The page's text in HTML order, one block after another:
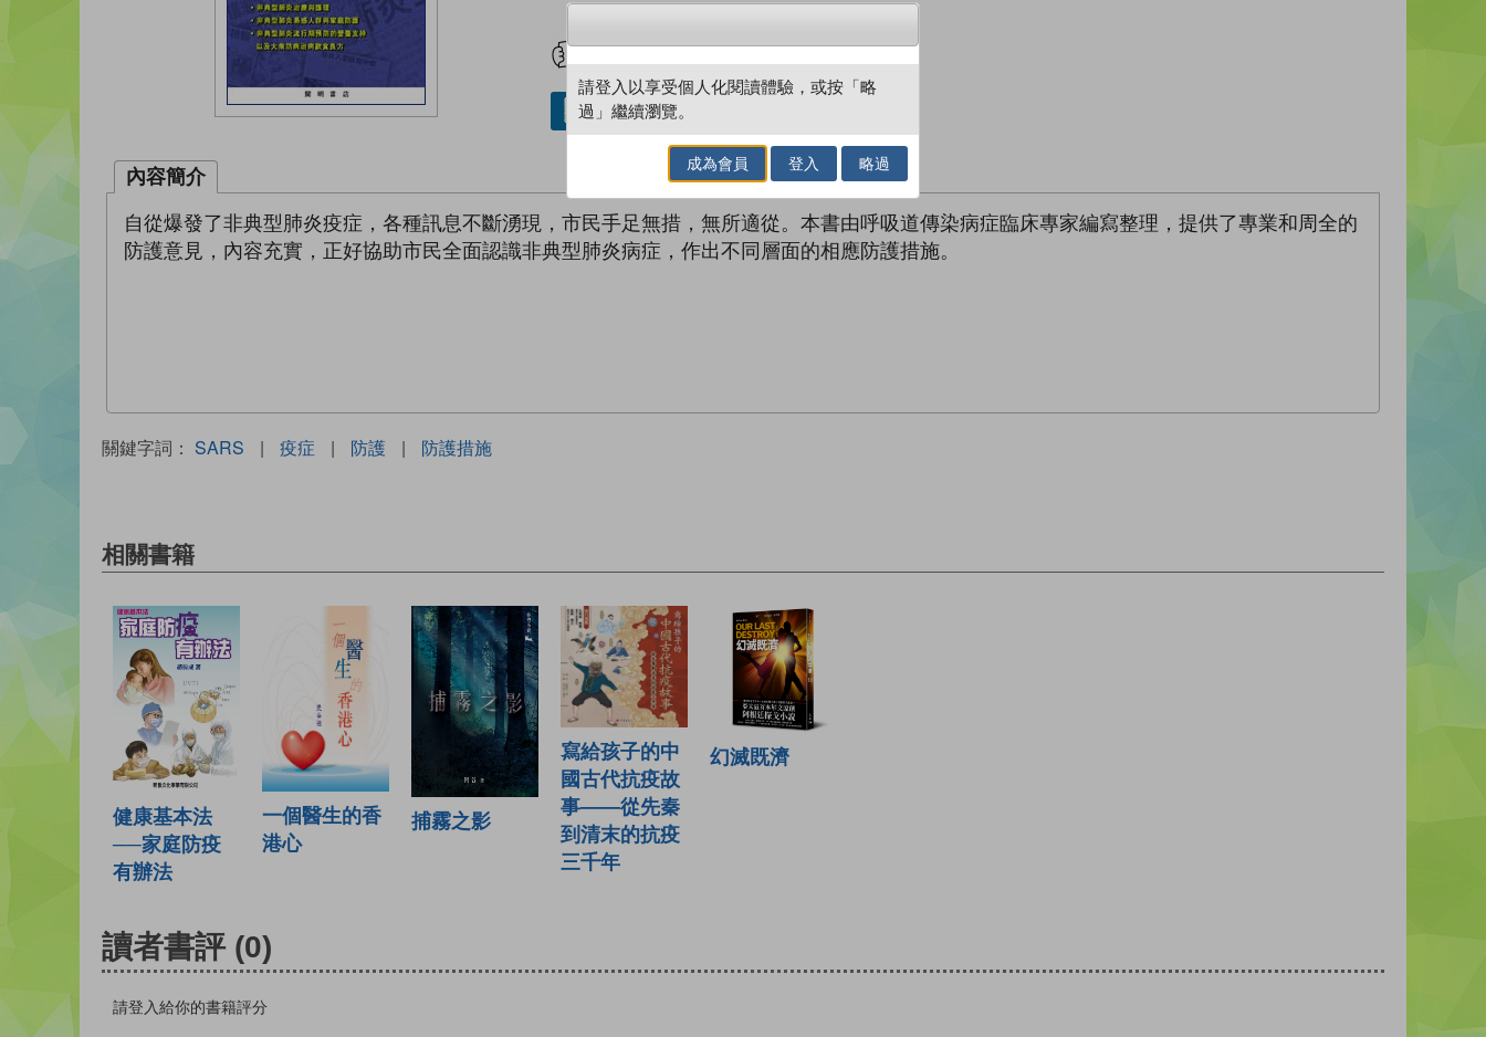
借閱實體書
內容簡介
自從爆發了非典型肺炎疫症，各種訊息不斷湧現，市民手足無措，無所適從。本書由呼吸道傳染病症臨床專家編寫整理，提供了專業和周全的
防護意見，內容充實，正好協助市民全面認識非典型肺炎病症，作出不同層面的相應防護措施。
關鍵字詞： SARS | 疫症 | 防護 | 防護措施
相關書籍
健康基本法
──家庭防疫
有辦法
一個醫生的香
港心
捕霧之影
寫給孩子的中
國古代抗疫故
事——從先秦
到清末的抗疫
三千年
幻滅既濟
讀者書評 (0)
請登入給你的書籍評分
請登入以享受個人化閱讀體驗，或按「略
過」繼續瀏覽。
成為會員 登入 略過